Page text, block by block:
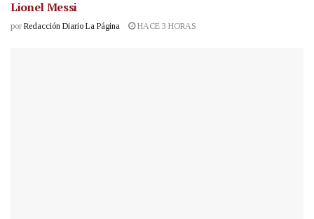
Lionel Messi
por Redacción Diario La Página HACE 3 HORAS